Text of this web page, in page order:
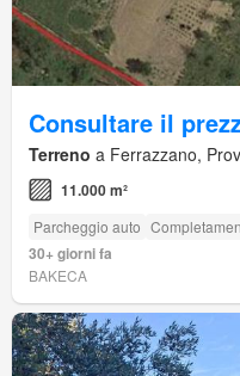
Consultare il
Terreno a Ferrazzano,
11.000 m²
Parcheggio auto
30+ giorni fa
BAKECA